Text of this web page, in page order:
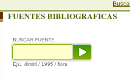
FUENTES BIBLIOGRAFICAS
BUSCAR FUENTE
Ejs.: dimitri / 1995 / flora